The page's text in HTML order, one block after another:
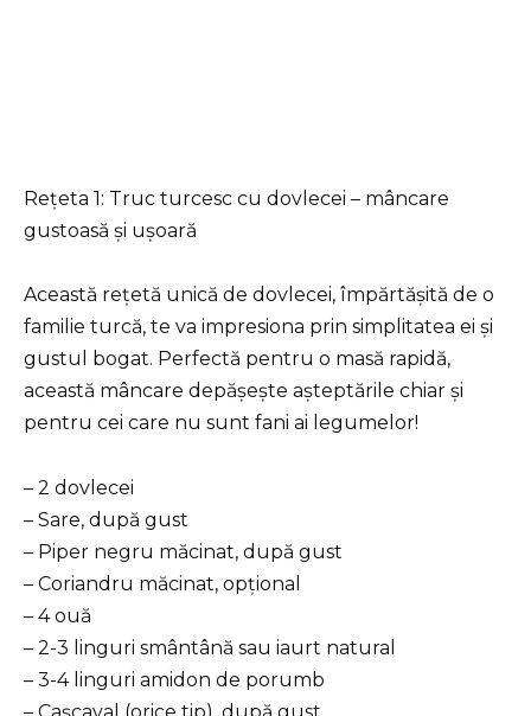
Rețeta 1: Truc turcesc cu dovlecei – mâncare
gustoasă și ușoară
Această rețetă unică de dovlecei, împărtășită de o
familie turcă, te va impresiona prin simplitatea ei și
gustul bogat. Perfectă pentru o masă rapidă,
această mâncare depășește așteptările chiar și
pentru cei care nu sunt fani ai legumelor!
– 2 dovlecei
– Sare, după gust
– Piper negru măcinat, după gust
– Coriandru măcinat, opțional
– 4 ouă
– 2-3 linguri smântână sau iaurt natural
– 3-4 linguri amidon de porumb
– Cașcaval (orice tip), după gust